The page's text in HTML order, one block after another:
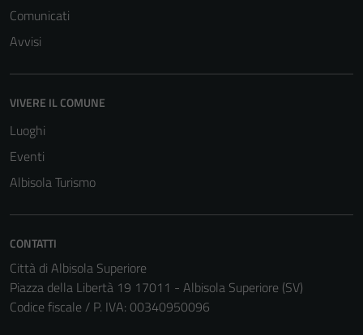
Comunicati
Avvisi
VIVERE IL COMUNE
Luoghi
Eventi
Albisola Turismo
CONTATTI
Città di Albisola Superiore
Piazza della Libertà 19 17011 - Albisola Superiore (SV)
Codice fiscale / P. IVA: 00340950096